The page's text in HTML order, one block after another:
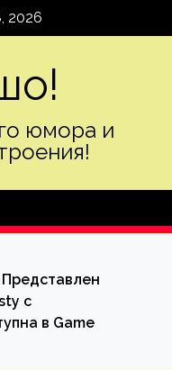
2026
юмора и
с
в Game